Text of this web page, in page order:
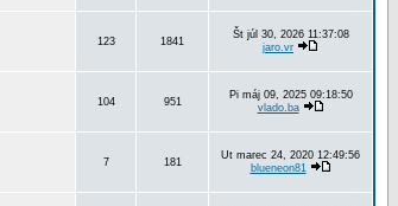
123 1841
Št júl 30, 2026 11:37:08
jaro.vr
104 951
Pi máj 09, 2025 09:18:50
vlado.ba
7 181
Ut marec 24, 2020 12:49:56
blueneon81